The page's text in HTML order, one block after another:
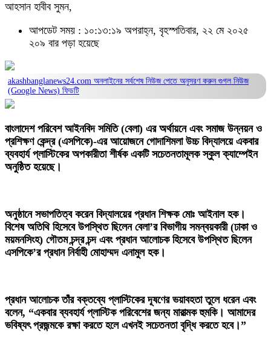
আহসান হাবীব সুমন,
আপডেট সময় : ১০:১৩:১৯ অপরাহ্ন, বৃহস্পতিবার, ২২ মে ২০২৫
২০৯ বার পড়া হয়েছে
akashbanglanews24.com অনলাইনের সর্বশেষ নিউজ পেতে অনুসরণ করুন গুগল নিউজ
(Google News) ফিডটি
বাংলাদেশ পরিবেশ আইনবিদ সমিতি (বেলা) এর অর্থায়নে এবং সমাজ উন্নয়ন ও
প্রশিক্ষণ কেন্দ্র (এসপিকে)-এর আয়োজনে গোদাশিমলা উচ্চ বিদ্যালয়ে একবার
ব্যবহার্য প্লাস্টিকের অপকারীতা শীর্ষক একটি সচেতনতামূলক স্কুল ক্যাম্পেইন
অনুষ্ঠিত হয়েছে।
অনুষ্ঠানে সভাপতিত্ব করেন বিদ্যালয়ের প্রধান শিক্ষক মোঃ আইনাল হক।
বিশেষ অতিথি হিসেবে উপস্থিত ছিলেন বেলা’র বিভাগীয় সমন্বয়কারী (ঢাকা ও
ময়মনসিংহ) গৌতম চন্দ্র চন্দ এবং প্রধান আলোচক হিসেবে উপস্থিত ছিলেন
এসপিকে’র প্রধান নির্বাহী মোহাম্মদ এনামুল হক।
প্রধান আলোচক তাঁর বক্তব্যে প্লাস্টিকের দূষণের ভয়াবহতা তুলে ধরেন এবং
বলেন, “একবার ব্যবহার্য প্লাস্টিক পরিবেশের জন্য মারাত্মক হুমকি। আমাদের
ভবিষ্যৎ প্রজন্মকে রক্ষা করতে হলে এখনই সচেতনতা বৃদ্ধি করতে হবে।”